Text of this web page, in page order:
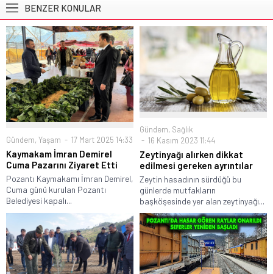
BENZER KONULAR
Gündem, Yaşam 17 Mart 2025 14:33
Kaymakam İmran Demirel
Cuma Pazarını Ziyaret Etti
Pozantı Kaymakamı İmran Demirel,
Cuma günü kurulan Pozantı
Belediyesi kapalı...
Gündem, Sağlık
16 Kasım 2023 11:44
Zeytinyağı alırken dikkat
edilmesi gereken ayrıntılar
Zeytin hasadının sürdüğü bu
günlerde mutfakların
başköşesinde yer alan zeytinyağı...